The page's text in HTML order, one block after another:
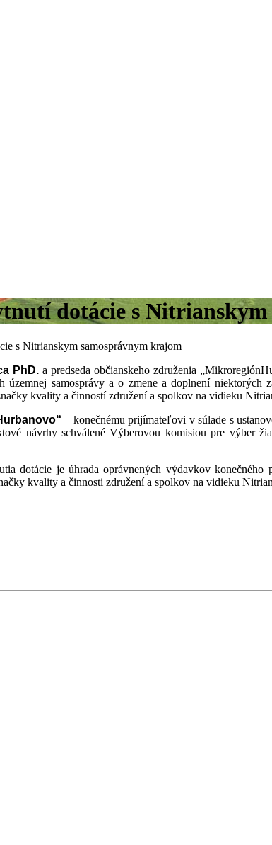
dotácie s
s Nitrianskym samosprávnym krajom
PhD. a predseda občianskeho združenia
samosprávy a o zmene a doplnení
kvality a činností združení a spolkov na vidieku
– konečnému prijímateľovi v súlade s
návrhy schválené Výberovou komisiou pre výber
dotácie je úhrada oprávnených výdavkov
kvality a činnosti združení a spolkov na vidieku